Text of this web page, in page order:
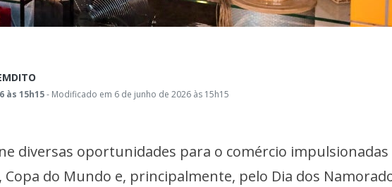
às 15h15- Modificado em 6 de junho de 2026 às 15h15
diversas oportunidades para o comércio impulsionadas
do Mundo e, principalmente, pelo Dia dos